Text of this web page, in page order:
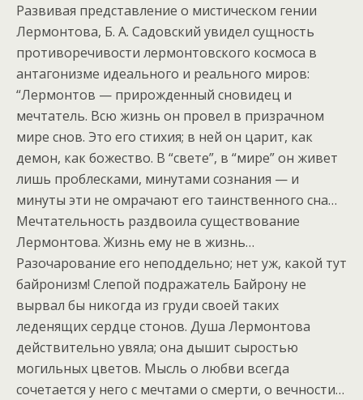
Развивая представление о мистическом гении
Лермонтова, Б. А. Садовский увидел сущность
противоречивости лермонтовского космоса в
антагонизме идеального и реального миров:
“Лермонтов — прирожденный сновидец и
мечтатель. Всю жизнь он провел в призрачном
мире снов. Это его стихия; в ней он царит, как
демон, как божество. В “свете”, в “мире” он живет
лишь проблесками, минутами сознания — и
минуты эти не омрачают его таинственного сна…
Мечтательность раздвоила существование
Лермонтова. Жизнь ему не в жизнь…
Разочарование его неподдельно; нет уж, какой тут
байронизм! Слепой подражатель Байрону не
вырвал бы никогда из груди своей таких
леденящих сердце стонов. Душа Лермонтова
действительно увяла; она дышит сыростью
могильных цветов. Мысль о любви всегда
сочетается у него с мечтами о смерти, о вечности…